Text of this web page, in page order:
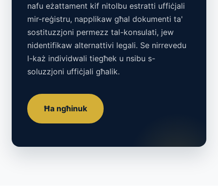
nafu eżattament kif nitolbu estratti uffiċjali
mir-reġistru, napplikaw għal dokumenti ta'
sostituzzjoni permezz tal-konsulati, jew
nidentifikaw alternattivi legali. Se nirrevedu
l-każ individwali tiegħek u nsibu s-
soluzzjoni uffiċjali għalik.
Ħa ngħinuk